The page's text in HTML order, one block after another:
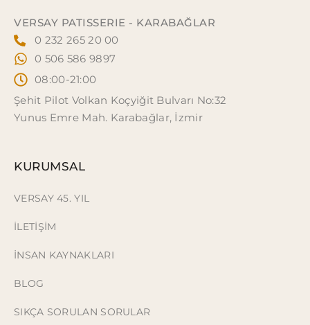
VERSAY PATISSERIE - KARABAĞLAR
0 232 265 20 00
0 506 586 9897
08:00-21:00
Şehit Pilot Volkan Koçyiğit Bulvarı No:32
Yunus Emre Mah. Karabağlar, İzmir
KURUMSAL
VERSAY 45. YIL
İLETİŞİM
İNSAN KAYNAKLARI
BLOG
SIKÇA SORULAN SORULAR